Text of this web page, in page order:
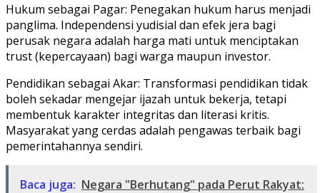
​Hukum sebagai Pagar: Penegakan hukum harus menjadi
panglima. Independensi yudisial dan efek jera bagi
perusak negara adalah harga mati untuk menciptakan
trust (kepercayaan) bagi warga maupun investor.
​Pendidikan sebagai Akar: Transformasi pendidikan tidak
boleh sekadar mengejar ijazah untuk bekerja, tetapi
membentuk karakter integritas dan literasi kritis.
Masyarakat yang cerdas adalah pengawas terbaik bagi
pemerintahannya sendiri.
Baca juga: Negara "Berhutang" pada Perut Rakyat: